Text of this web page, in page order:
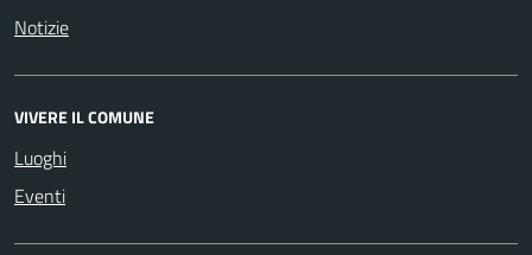
Notizie
VIVERE IL COMUNE
Luoghi
Eventi